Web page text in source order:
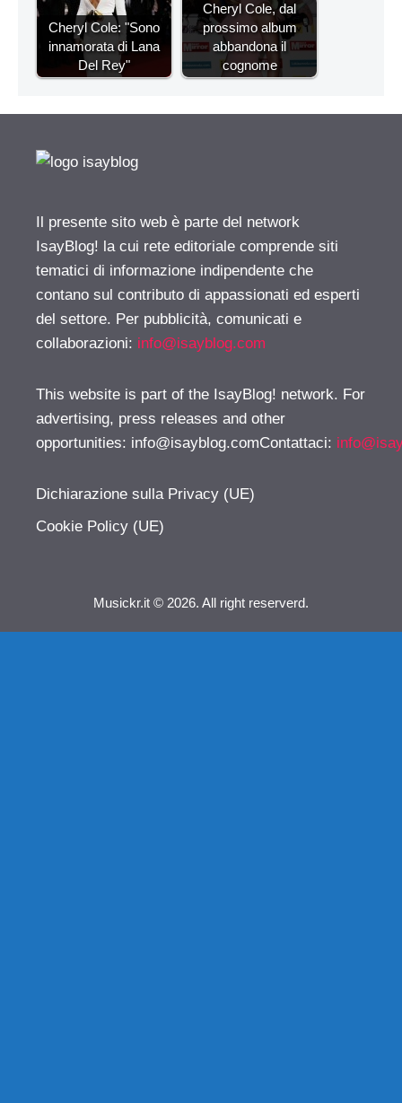
Cheryl Cole: "Sono
innamorata di Lana
Del Rey"
Cheryl Cole, dal
prossimo album
abbandona il
cognome
Il presente sito web è parte del network
IsayBlog! la cui rete editoriale comprende siti
tematici di informazione indipendente che
contano sul contributo di appassionati ed esperti
del settore. Per pubblicità, comunicati e
collaborazioni: info@isayblog.com
This website is part of the IsayBlog! network. For
advertising, press releases and other
opportunities: info@isayblog.comContattaci:
Dichiarazione sulla Privacy (UE)
Cookie Policy (UE)
Musickr.it © 2026. All right reserverd.